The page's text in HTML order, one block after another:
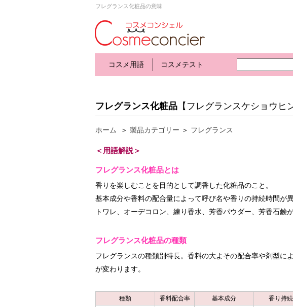
フレグランス化粧品の意味
コスメ用語 コスメテスト
フレグランス化粧品 【フレグランスケショウヒ
ホーム ＞ 製品カテゴリー ＞ フレグランス
＜用語解説＞
フレグランス化粧品とは
香りを楽しむことを目的として調香した化粧品のこと。
基本成分や香料の配合量によって呼び名や香りの持続時間が
トワレ、オーデコロン、練り香水、芳香パウダー、芳香石鹸が
フレグランス化粧品の種類
フレグランスの種類別特長。香料の大よその配合率や剤型に
が変わります。
種類 香料配合率 基本成分 香り持